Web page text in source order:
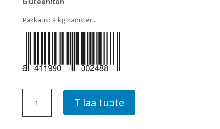
Pakkaus: 9 kg kanisteri.
KG
Tilaa tuote